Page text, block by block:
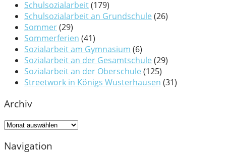
Schulsozialarbeit(179)
Schulsozialarbeit an Grundschule (26)
Sommer(29)
Sommerferien (41)
Sozialarbeit am Gymnasium (6)
Sozialarbeit an der Gesamtschule (29)
Sozialarbeit an der Oberschule (125)
Streetwork in Königs Wusterhausen (31)
Archiv
Archiv
Navigation